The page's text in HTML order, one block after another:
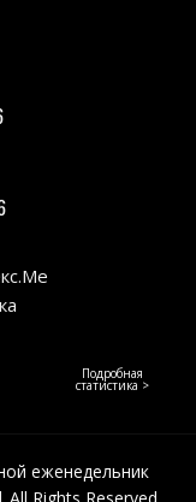
Подробная
статистика >
еженедельник